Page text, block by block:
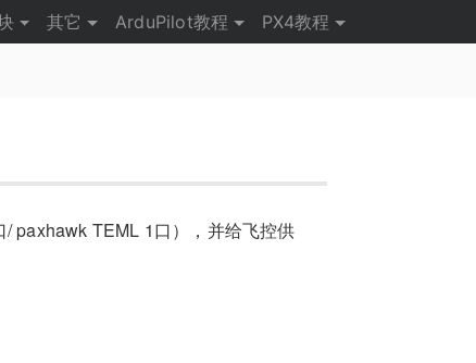
其它 ArduPilot教程 PX4教程
paxhawk TEML 1口），并给飞控供